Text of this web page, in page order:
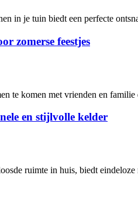
in je tuin biedt een perfecte
zomerse feestjes
te komen met vrienden en
en stijlvolle kelder
ruimte in huis, biedt